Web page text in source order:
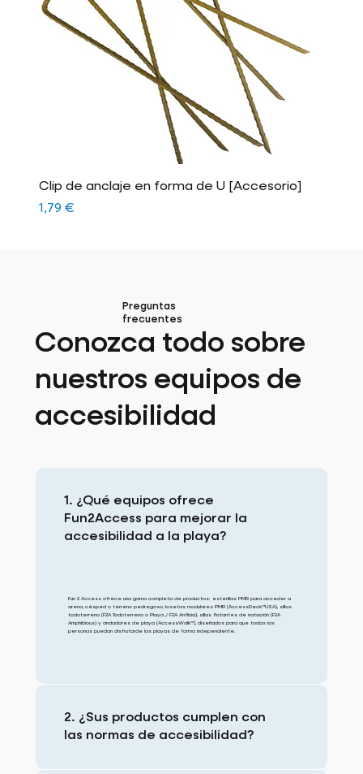
Clip de anclaje en forma de U [Accesorio]
Precio
1,79 €
Preguntas
frecuentes
Conozca todo sobre
nuestros equipos de
accesibilidad
1. ¿Qué equipos ofrece
Fun2Access para mejorar la
accesibilidad a la playa?
Fun 2 Access ofrece una gama completa de productos: esterillas PMR para acceder a
arena, césped o terreno pedregoso, losetas modulares PMR (AccessDeck™USA), sillas
todoterreno (F2A Todoterreno o Playa / F2A Anfibia), sillas flotantes de natación (F2A
Amphibious) y andadores de playa (AccessWalk™), diseñados para que todas las
personas puedan disfrutarde las playas de forma independiente.
2. ¿Sus productos cumplen con
las normas de accesibilidad?